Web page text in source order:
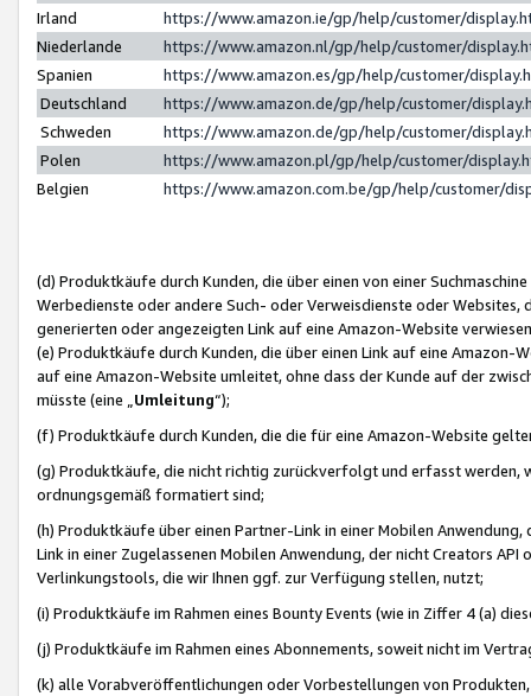
Irland
https://www.amazon.ie/gp/help/customer/
Niederlande
https://www.amazon.nl/gp/help/customer/
Spanien
https://www.amazon.es/gp/help/customer/
Deutschland
https://www.amazon.de/gp/help/customer/
Schweden
https://www.amazon.de/gp/help/customer/
Polen
https://www.amazon.pl/gp/help/customer/
Belgien
https://www.amazon.com.be/gp/help/customer/
(d) Produktkäufe durch Kunden, die über einen von einer
Werbedienste oder andere Such- oder Verweisdienste oder Websites,
generierten oder angezeigten Link auf eine Amazon-Website
(e) Produktkäufe durch Kunden, die über einen Link auf eine
auf eine Amazon-Website umleitet, ohne dass der Kunde auf der
müsste (eine „ Umleitung“);
(f) Produktkäufe durch Kunden, die die für eine Amazon-Website
(g) Produktkäufe, die nicht richtig zurückverfolgt und erfasst werden,
ordnungsgemäß formatiert sind;
(h) Produktkäufe über einen Partner-Link in einer Mobilen
Link in einer Zugelassenen Mobilen Anwendung, der nicht Creators
Verlinkungstools, die wir Ihnen ggf. zur Verfügung stellen, nutzt;
(i) Produktkäufe im Rahmen eines Bounty Events (wie in Ziffer 4 (a)
(j) Produktkäufe im Rahmen eines Abonnements, soweit nicht im
(k) alle Vorabveröffentlichungen oder Vorbestellungen von